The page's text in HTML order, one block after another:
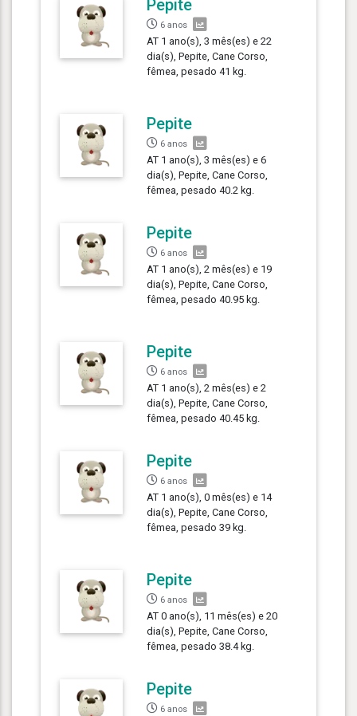
Pepite
6 anos
AT 1 ano(s), 3 mês(es) e 22
dia(s), Pepite, Cane Corso,
fêmea, pesado 41 kg.
Pepite
6 anos
AT 1 ano(s), 3 mês(es) e 6
dia(s), Pepite, Cane Corso,
fêmea, pesado 40.2 kg.
Pepite
6 anos
AT 1 ano(s), 2 mês(es) e 19
dia(s), Pepite, Cane Corso,
fêmea, pesado 40.95 kg.
Pepite
6 anos
AT 1 ano(s), 2 mês(es) e 2
dia(s), Pepite, Cane Corso,
fêmea, pesado 40.45 kg.
Pepite
6 anos
AT 1 ano(s), 0 mês(es) e 14
dia(s), Pepite, Cane Corso,
fêmea, pesado 39 kg.
Pepite
6 anos
AT 0 ano(s), 11 mês(es) e 20
dia(s), Pepite, Cane Corso,
fêmea, pesado 38.4 kg.
Pepite
6 anos